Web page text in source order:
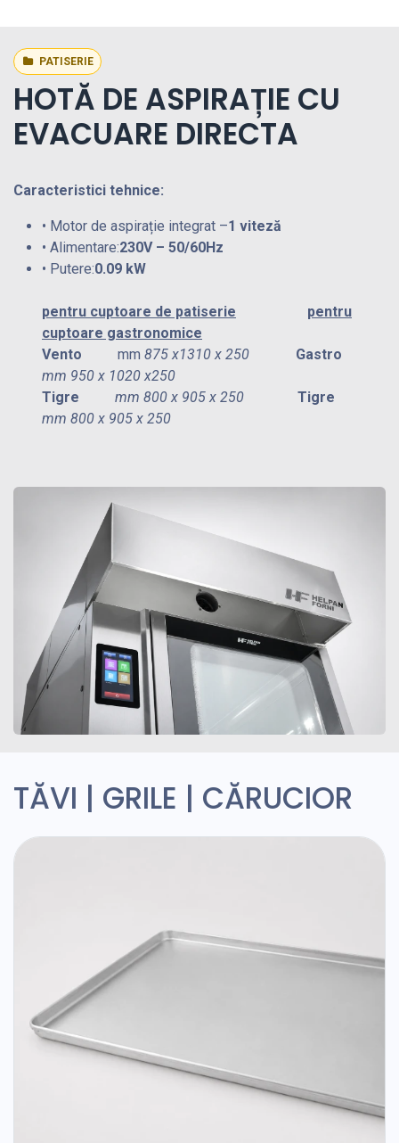
PATISERIE
HOTĂ DE ASPIRAȚIE CU
EVACUARE DIRECTA
Caracteristici tehnice:
• Motor de aspirație integrat –1 viteză
• Alimentare:230V – 50/60Hz
• Putere:0.09 kW
pentru cuptoare de patiserie
​pentru
cuptoare gastronomice
Vento
mm 875 x1310 x 250​
Gastro
mm 950 x 1020 x250
Tigre
mm 800 x 905 x 250
Tigre
mm 800 x 905 x 250
TĂVI | GRILE | CĂRUCIOR